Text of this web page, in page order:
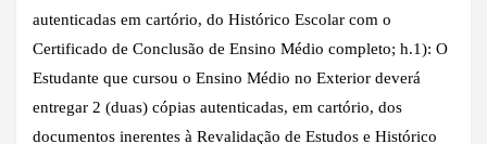
autenticadas em cartório, do Histórico Escolar com o
Certificado de Conclusão de Ensino Médio completo; h.1): O
Estudante que cursou o Ensino Médio no Exterior deverá
entregar 2 (duas) cópias autenticadas, em cartório, dos
documentos inerentes à Revalidação de Estudos e Histórico